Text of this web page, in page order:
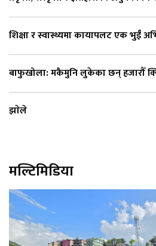
शिक्षा र स्वास्थ्यमा कायापलट एक भुईँ
बाफुखोला: मकैमुनि लुकेका छन् हजारौँ
झाेले
मल्टिमिडिया